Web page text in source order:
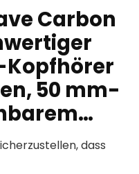
Carbon
50 mm-
dass